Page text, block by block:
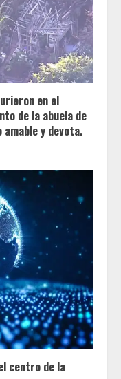
en el
de la abuela de
amable y devota.
centro de la